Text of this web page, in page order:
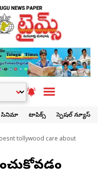
సినిమా టాపిక్స్ స్పెషల్ న్యూస్
tollywood care about